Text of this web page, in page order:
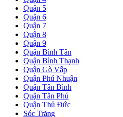
Quận 5
Quận 6
Quận 7
Quận 8
Quận 9
Quận Bình Tân
Quận Bình Thạnh
Quận Gò Vấp
Quận Phú Nhuận
Quận Tân Bình
Quận Tân Phú
Quận Thủ Đức
Sóc Trăng